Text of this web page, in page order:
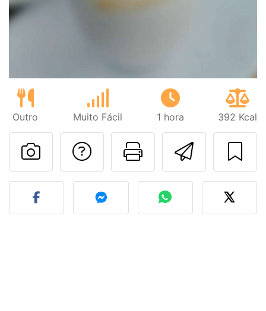
Outro Muito Fácil 1 hora 392 Kcal
Imprima
Falar com o autor
Fez esta receita?